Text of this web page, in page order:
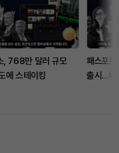
, 768만 달러 규모
에 스테이킹
패스포
출시…니